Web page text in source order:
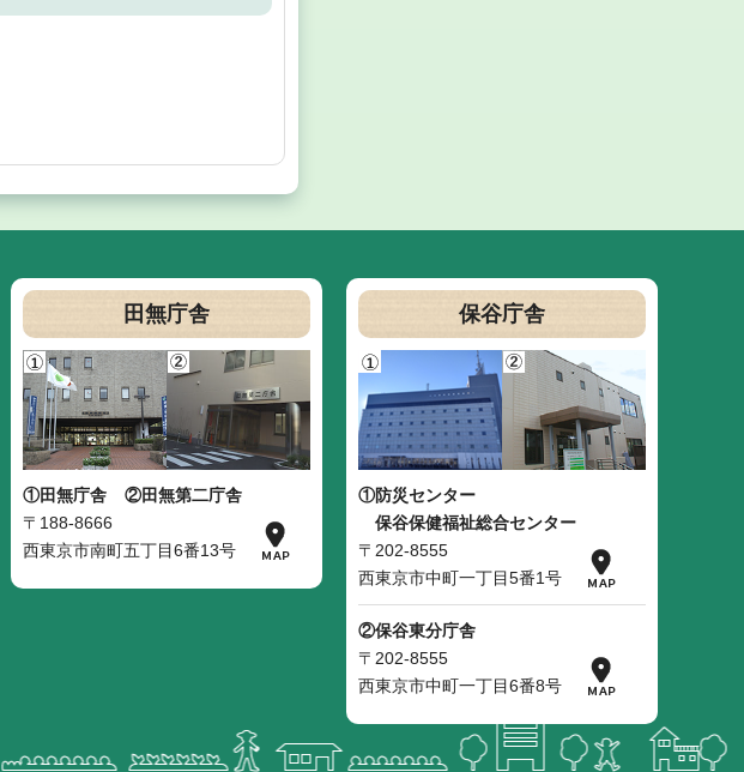
田無庁舎
①田無庁舎
②田無第二庁舎
〒188-8666
西東京市南町五丁目6番13号
保谷庁舎
①防災センター
保谷保健福祉総合センター
〒202-8555
西東京市中町一丁目5番1号
②保谷東分庁舎
〒202-8555
西東京市中町一丁目6番8号